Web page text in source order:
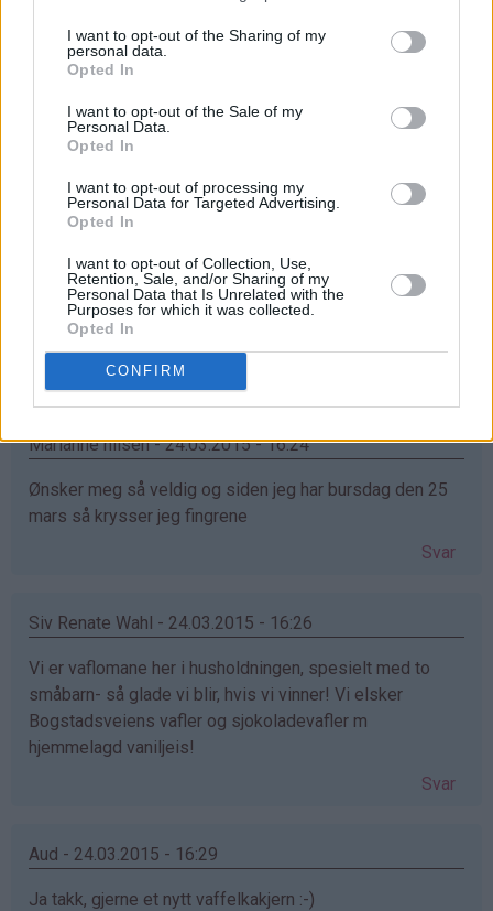
I want to opt-out of the Sharing of my
personal data.
Opted In
I want to opt-out of the Sale of my
Personal Data.
Opted In
I want to opt-out of processing my
Personal Data for Targeted Advertising.
Opted In
I want to opt-out of Collection, Use,
Retention, Sale, and/or Sharing of my
Personal Data that Is Unrelated with the
Purposes for which it was collected.
Opted In
CONFIRM
Elsker vafler! greit med et nytt vaffeljern som erstatter
det gamle ødelagte :D Elsker bloggen!!
Lisa-Marie Bolin - 24.03.2015 - 16:20
Skulle varit väldigt glad för ett våffeljärn!!
Gunn-Mari - 24.03.2015 - 16:23
jatakk!!Hadde trengtes her da vårt steker ujevnt!
Marianne nilsen - 24.03.2015 - 16:24
Ønsker meg så veldig og siden jeg har bursdag den 25
mars så krysser jeg fingrene
Svar
Siv Renate Wahl - 24.03.2015 - 16:26
Vi er vaflomane her i husholdningen, spesielt med to
småbarn- så glade vi blir, hvis vi vinner! Vi elsker
Bogstadsveiens vafler og sjokoladevafler m
hjemmelagd vaniljeis!
Svar
Aud - 24.03.2015 - 16:29
Ja takk, gjerne et nytt vaffelkakjern :-)